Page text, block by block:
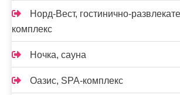
Норд-Вест, гостинично-
комплекс
Ночка, сауна
Оазис, SPA-комплекс